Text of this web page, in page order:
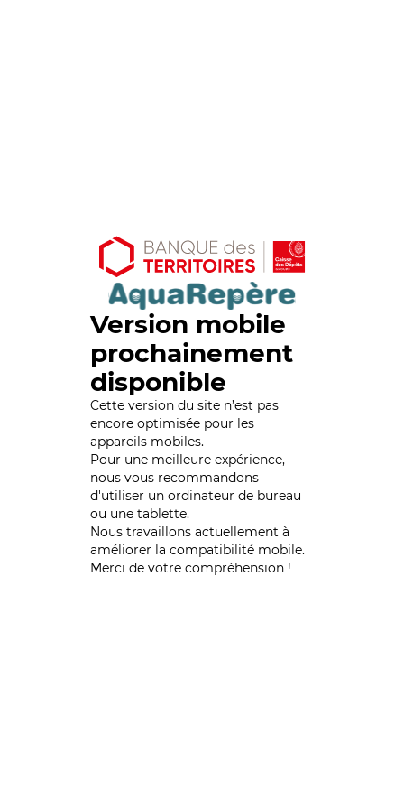
Version mobile
prochainement
disponible
Cette version du site n’est pas
encore optimisée pour les
appareils mobiles.
Pour une meilleure expérience,
nous vous recommandons
d'utiliser un ordinateur de bureau
ou une tablette.
Nous travaillons actuellement à
améliorer la compatibilité mobile.
Merci de votre compréhension !